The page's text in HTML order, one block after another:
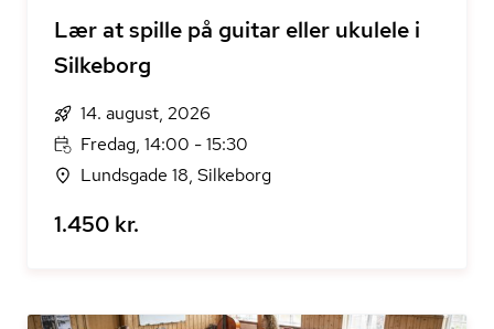
Lær at spille på guitar eller ukulele i
Silkeborg
14. august, 2026
Fredag, 14:00 - 15:30
Lundsgade 18, Silkeborg
1.450 kr.